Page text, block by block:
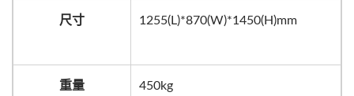
尺寸 1255(L)*870(W)*1450(H)mm
重量 450kg